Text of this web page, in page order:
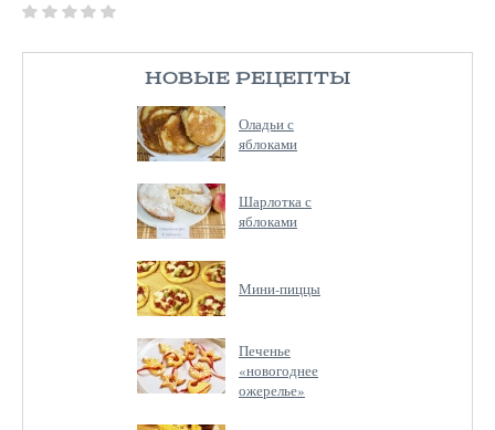
НОВЫЕ РЕЦЕПТЫ
Оладьи с
яблоками
Шарлотка с
яблоками
Мини-пиццы
Печенье
«новогоднее
ожерелье»